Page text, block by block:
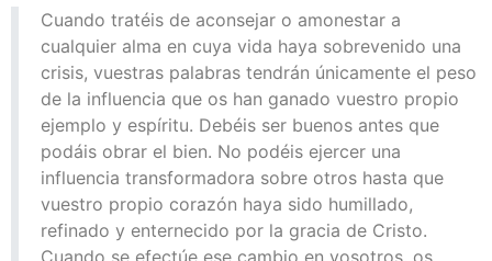
Cuando tratéis de aconsejar o amonestar a
cualquier alma en cuya vida haya sobrevenido una
crisis, vuestras palabras tendrán únicamente el peso
de la influencia que os han ganado vuestro propio
ejemplo y espíritu. Debéis ser buenos antes que
podáis obrar el bien. No podéis ejercer una
influencia transformadora sobre otros hasta que
vuestro propio corazón haya sido humillado,
refinado y enternecido por la gracia de Cristo.
Cuando se efectúe ese cambio en vosotros, os